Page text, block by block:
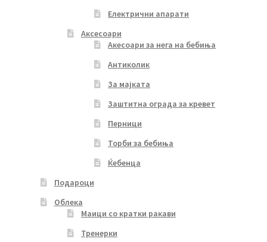
Електрични апарати
Аксесоари
Акесоари за нега на бебиња
Антиколик
За мајката
Заштитна ограда за кревет
Перници
Торби за бебиња
Ќебенца
Подароци
Облека
Маици со кратки ракави
Тренерки